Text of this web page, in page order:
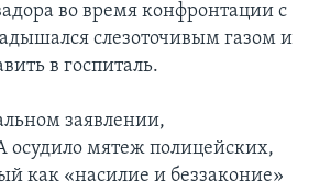
во время конфронтации с
слезоточивым газом и
в госпиталь.
заявлении,
осудило мятеж полицейских,
как «насилие и беззаконие»